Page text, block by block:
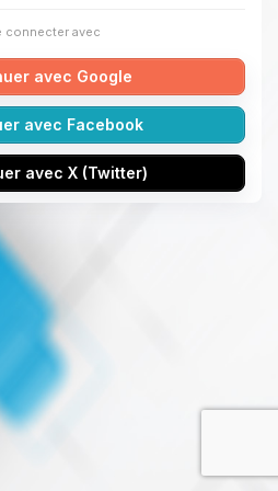
connecter avec
avec Google
avec Facebook
avec X (Twitter)